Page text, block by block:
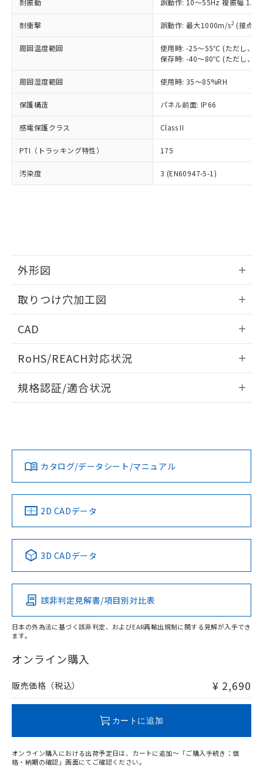
耐振動 誤動作: 10～55Hz 複振幅
耐衝撃 誤動作: 最大1000m/s2 (接点
周囲温度範囲
使用時: -25～55℃ (ただし、氷
保存時: -40～80℃ (ただし、氷
周囲湿度範囲 使用時: 35～85%RH
保護構造 パネル前面: IP66
感電保護クラス Class II
PTI（トラッキング特性） 175
汚染度 3 (EN60947-5-1)
外形図
取りつけ穴加工図
CAD
ドすることができます。
ログイン/会員登録
ダウンロードデータをご利用いただく前に、以下を必ずお読
みください。
ソフトウェアの使用条件
RoHS/REACH対応状況
EU RoHS 注意事項・凡例
対応済み
中国 RoHS 注意事項・凡例
Pb Hg Cd Cr(VI)
O
在庫等で未対応品が混在する可能性があります。
問い合わせください。
規格認証/適合状況
カタログ/データシート/マニュアル
2D CADデータ
3D CADデータ
該非判定見解書/項目別対比表
日本の外為法に基づく該非判定、およびEAR再輸出規制に関する見解が入手でき
ます。
オンライン購入
販売価格（税込） ¥ 2,690
カートに追加
オンライン購入における出荷予定日は、カートに追加～「ご購入手続き：価
格・納期の確認」画面にてご確認ください。
正式な納期状況および標準価格はお客
様のお取引先、またはお客様担当のオ
ムロン制御機器販売店・当社販売員に
オムロン制御機器販売店や当社販売拠
販売ネットワーク
」をご確認
在庫状況および標準価格結果を当社の
事前の承諾なく第三者に漏洩または開
示しないようお願いします。
マイパーツ機能（部品リスト作成サー
ビス）をご利用いただくには、I-Web
メンバーズにご登録されている必要が
お客様が当ウェブサイト上で当社にご
指します。
但し、RoHS指令で産業用監視および制御機器に対する
適用除外項目は除く。
フタル酸エステル類の４物質については閾値を超える意
図的な使用がないことを確認しています。
部品在庫の切り替え状況などにより、予定
月が前後することがあります。
※3 非含有証明書ダウンロード
51物質の非含有証明書（当社基準）
※本証明書は発行日時点で非含有を証明す
るもので、過去に遡って非含有を証明する
ものではありません。
また、RoHS指令のフタル酸エステル類４
欄に対応日を記載しておりました。
既に当社にて対応品への在庫切替を完了
していることから、特段のことがない限
り、2022年1月12日より割愛しておりま
す。
DBP(フタル酸ジブチル) : 1000ppm、 DIBP(フタル酸ジ
イソブチル) : 1000ppm、 BBP(フタル酸ブチルベンジ
DEHP(フタル酸ビス(2-エチルヘキシル)) : 1000ppm
準値以下であることを示します。
「10」：通常の使用状況下において有害物
質が外部に漏えいし、環境に深刻な影響を
及ぼさない年数を意味します。
「－」：未確認です。当社販売部門へお問
全に破砕するなど、違法に輸出されな
いよう必要な手段を講じます。
当社は貴社製品を、核兵器、ミサイ
ル、化学兵器、生物兵器またはその他
武器並びにこれらの製造装置等に一切
当社は、貴社製品を第三者に販売する
場合は、上記1、2および3の内容を当
該第三者に通知します。また当社は、
販売先および販売に係わる関係者が違
法に輸出するおそれがある場合は、取
り引きをいたしません。
一定数には満たないが在庫あり
－
在庫なし(最新の在庫状況につ
いては、お客様のお取引先、ま
たはお客様担当のオムロン制御
機器販売店・当社販売員にご確
空
受注生産機種、また在庫状況の
情報を公開していない機種